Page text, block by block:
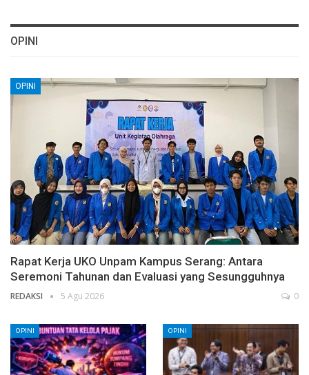
OPINI
OPINI
Rapat Kerja UKO Unpam Kampus Serang: Antara
Seremoni Tahunan dan Evaluasi yang Sesungguhnya
REDAKSI 5 Agu 2026 0
OPINI OPINI